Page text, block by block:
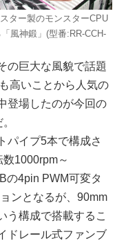
ター製のモンスターCPU
風神鍛」(型番:RR-CCH-
の巨大な風貌で話題
高いことから人気の
登場したのが今回の
パイプ5本で構成さ
1000rpm～
の4pin PWM可変タ
ンとなるが、90mm
う構成で搭載するこ
ドレール式ファンブ